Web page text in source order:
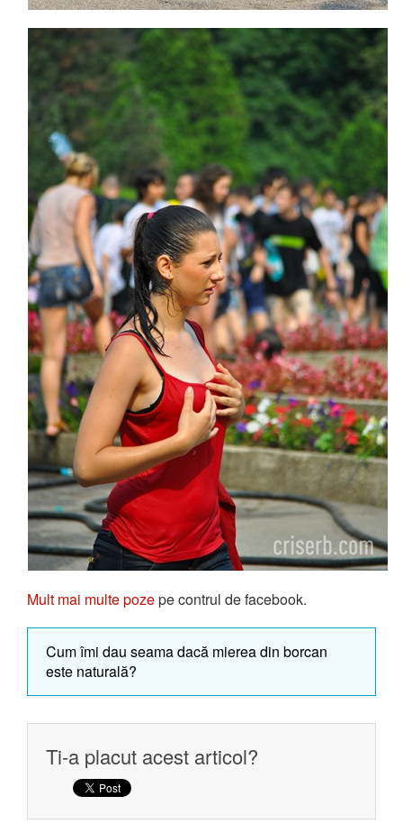
Mult mai multe pozepe contrul de facebook.
Cum îmi dau seama dacă mierea din borcan
este naturală?
Ti-a placut acest articol?